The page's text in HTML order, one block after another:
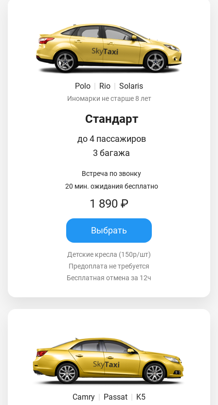
Polo | Rio | Solaris
Иномарки не старше 8 лет
Стандарт
до 4 пассажиров
3 багажа
Встреча по звонку
20 мин. ожидания бесплатно
1 890 ₽
Выбрать
Детские кресла (150р/шт)
Предоплата не требуется
Бесплатная отмена за 12ч
Camry Passat K5